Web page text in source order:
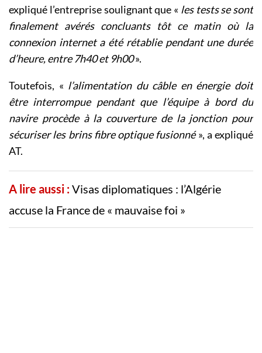
expliqué l’entreprise soulignant que « les tests se sont
finalement avérés concluants tôt ce matin où la
connexion internet a été rétablie pendant une durée
d’heure, entre 7h40 et 9h00».
Toutefois, « l’alimentation du câble en énergie doit
être interrompue pendant que l’équipe à bord du
navire procède à la couverture de la jonction pour
sécuriser les brins fibre optique fusionné», a expliqué
AT.
A lire aussi :Visas diplomatiques : l’Algérie
accuse la France de « mauvaise foi »